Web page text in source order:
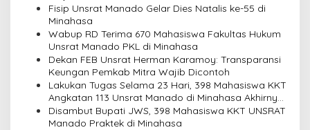
Fisip Unsrat Manado Gelar Dies Natalis ke-55 di
Minahasa
Wabup RD Terima 670 Mahasiswa Fakultas Hukum
Unsrat Manado PKL di Minahasa
Dekan FEB Unsrat Herman Karamoy: Transparansi
Keungan Pemkab Mitra Wajib Dicontoh
Lakukan Tugas Selama 23 Hari, 398 Mahasiswa KKT
Angkatan 113 Unsrat Manado di Minahasa Akhirnya
Ditarik
Disambut Bupati JWS, 398 Mahasiswa KKT UNSRAT
Manado Praktek di Minahasa